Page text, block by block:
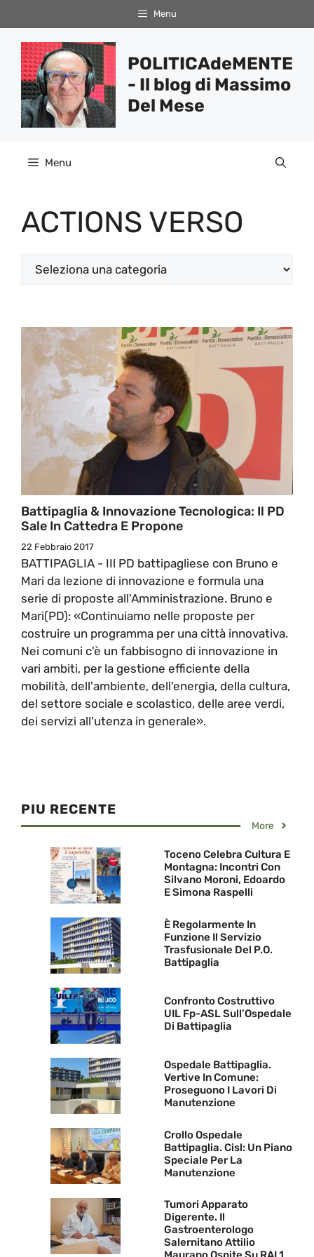
al
contenuto
Menu
POLITICAdeMENTE
- Il blog di Massimo
Del Mese
Menu
ACTIONS VERSO
Categorie
Battipaglia & Innovazione Tecnologica: Il PD
Sale In Cattedra E Propone
22 Febbraio 2017
BATTIPAGLIA - IIl PD battipagliese con Bruno e
Mari da lezione di innovazione e formula una
serie di proposte all'Amministrazione. Bruno e
Mari(PD): «Continuiamo nelle proposte per
costruire un programma per una città innovativa.
Nei comuni c'è un fabbisogno di innovazione in
vari ambiti, per la gestione efficiente della
mobilità, dell'ambiente, dell'energia, della cultura,
del settore sociale e scolastico, delle aree verdi,
dei servizi all'utenza in generale».
PIU RECENTE
More
Toceno Celebra Cultura E
Montagna: Incontri Con
Silvano Moroni, Edoardo
E Simona Raspelli
È Regolarmente In
Funzione Il Servizio
Trasfusionale Del P.O.
Battipaglia
Confronto Costruttivo
UIL Fp-ASL Sull’Ospedale
Di Battipaglia
Ospedale Battipaglia.
Vertive In Comune:
Proseguono I Lavori Di
Manutenzione
Crollo Ospedale
Battipaglia. Cisl: Un Piano
Speciale Per La
Manutenzione
Tumori Apparato
Digerente. Il
Gastroenterologo
Salernitano Attilio